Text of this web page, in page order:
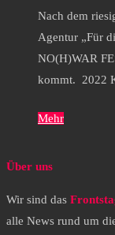
Nach dem
Agentur „Für
NO(H)WAR
kommt. 2022
Mehr
Über uns
Wir sind das
alle News rund um